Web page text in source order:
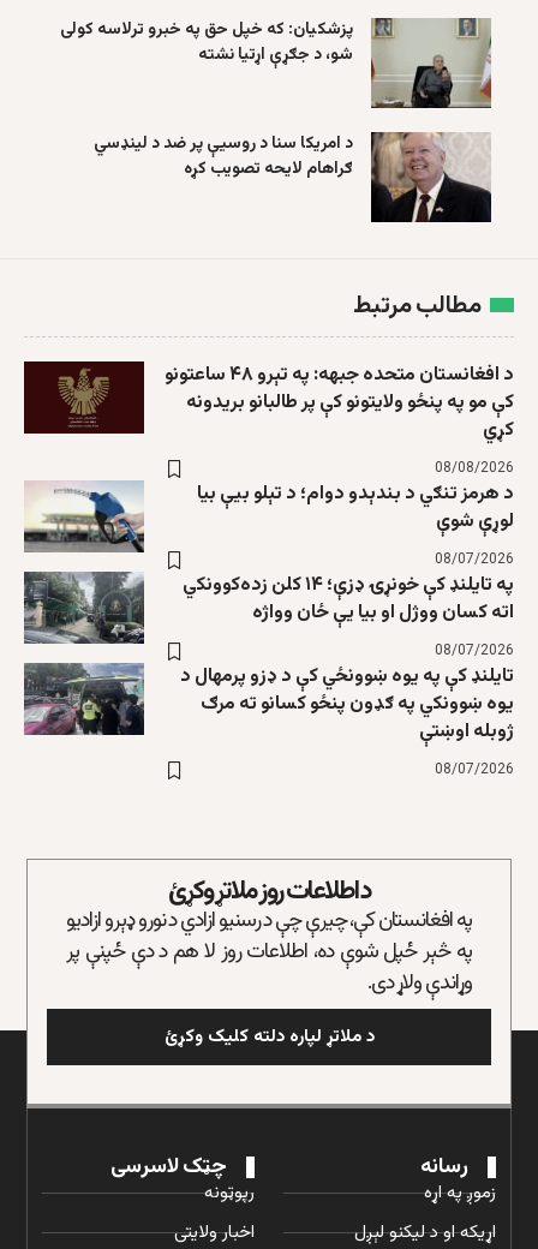
پزشکیان: که خپل حق په خبرو ترلاسه کولی
شو، د جګړې اړتیا نشته
د امریکا سنا د روسیې پر ضد د لینډسي
ګراهام لایحه تصویب کړه
مطالب مرتبط
د افغانستان متحده جبهه: په تېرو ۴۸ ساعتونو
کې مو په پنځو ولایتونو کې پر طالبانو بریدونه
کړي
08/08/2026
د هرمز تنګي د بندېدو دوام؛ د تېلو بیې بیا
لوړې شوې
08/07/2026
په تایلنډ کې خونړۍ ډزې؛ ۱۴ کلن زده‌کوونکي
اته کسان ووژل او بیا یې ځان وواژه
08/07/2026
تایلنډ کې په یوه ښوونځي کې د ډزو پرمهال د
یوه ښوونکي په ګډون پنځو کسانو ته مرګ
ژوبله اوښتې
08/07/2026
د اطلاعات روز ملاتړ وکړئ
په افغانستان کې، چیرې چې د رسنیو ازادي د نورو ډېرو ازادیو
په څېر ځپل شوې ده، اطلاعات روز لا هم د دې ځپنې پر
وړاندې ولاړ دی.
د ملاتړ لپاره دلته کلیک وکړئ
رسانه
زموږ په اړه
اړیکه او د لیکنو لېږل
چټک لاسرسی
رپوټونه
اخبار ولایتی